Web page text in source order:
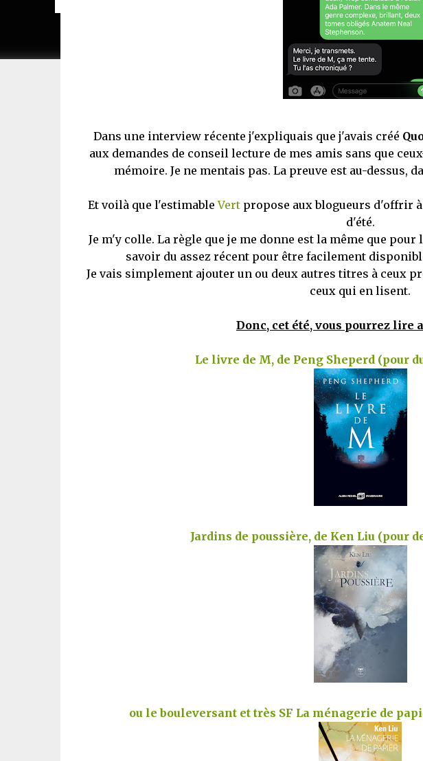
Dans une interview récente j'expliquais que j'avais créé
aux demandes de conseil lecture de mes amis sans que
mémoire. Je ne mentais pas. La preuve est au-dessus,
Et voilà que l'estimableVertpropose aux blogueurs d'offrir
d'été.
Je m'y colle. La règle que je me donne est la même que
savoir du assez récent pour être facilement
Je vais simplement ajouter un ou deux autres titres à ceux
ceux qui en lisent.
Donc, cet été, vous pourrez lire
Le livre de M, de Peng Sheperd (pour
Jardins de poussière, de Ken Liu (pour
ou le bouleversant et très SF La ménagerie de